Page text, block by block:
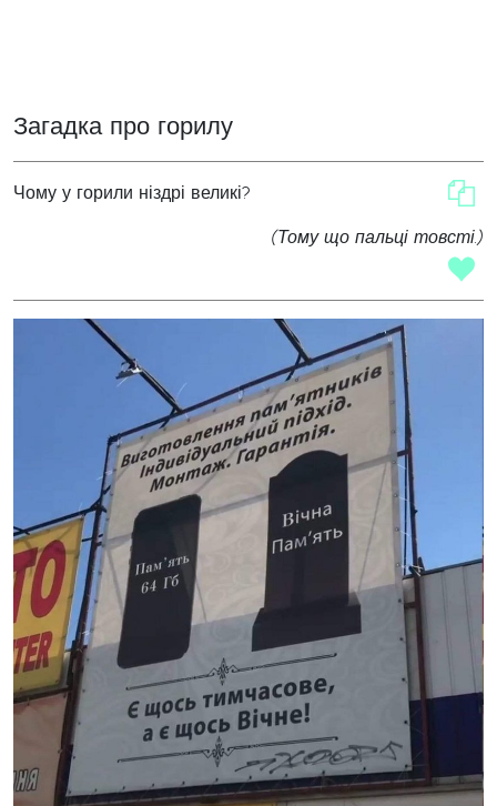
Загадка про горилу
Чому у горили ніздрі великі?
(Тому що пальці товсті.)